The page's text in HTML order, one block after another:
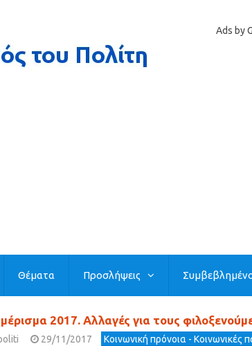
Ads by
Θέματα Προσλήψεις
2017. Αλλαγές για τους
29/11/2017 Κοινωνική πρόνοια - Κοινωνικές